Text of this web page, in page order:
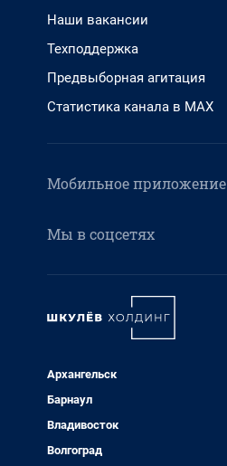
Наши вакансии
Техподдержка
Предвыборная агитация
Статистика канала в MAX
Мобильное приложение
Мы в соцсетях
Архангельск
Барнаул
Владивосток
Волгоград